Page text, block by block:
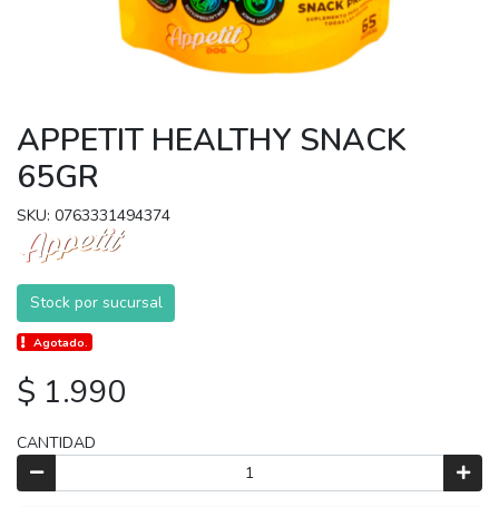
APPETIT HEALTHY SNACK
65GR
SKU: 0763331494374
Stock por sucursal
Agotado.
$ 1.990
CANTIDAD